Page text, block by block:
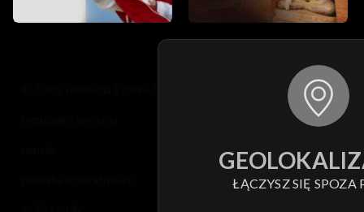
ŁĄCZYSZ SIĘ SPOZA